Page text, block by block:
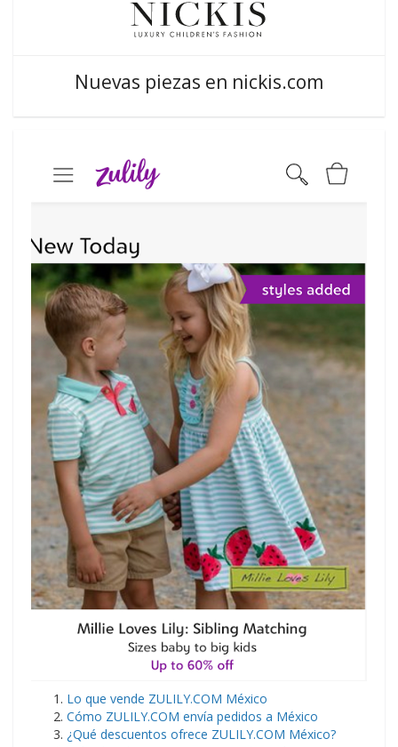
Nuevas piezas en nickis.com
Lo que vende ZULILY.COM México
Cómo ZULILY.COM envía pedidos a México
¿Qué descuentos ofrece ZULILY.COM México?